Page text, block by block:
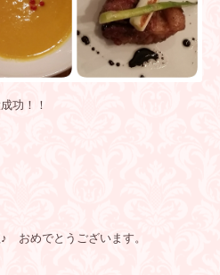
功！！
おめでとうございます。